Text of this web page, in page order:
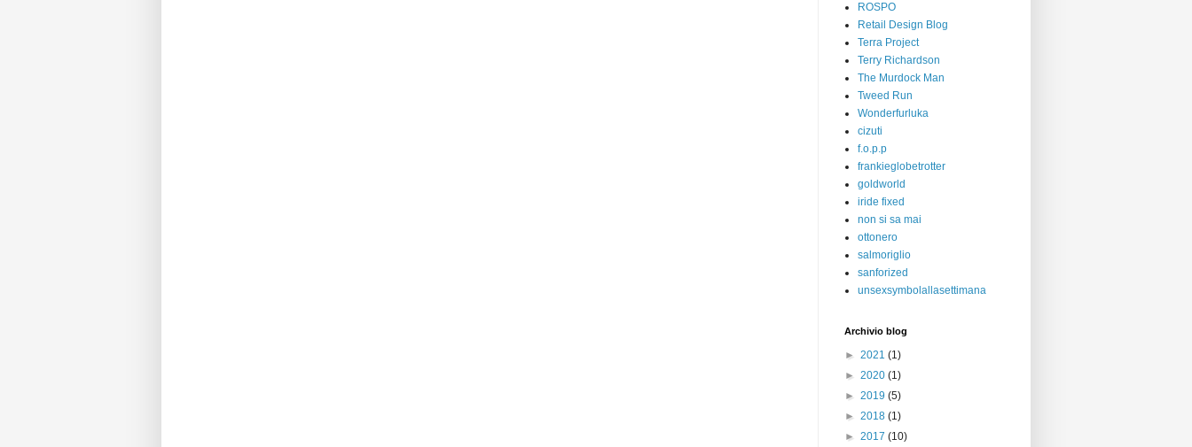
ROSPO
Retail Design Blog
Terra Project
Terry Richardson
The Murdock Man
Tweed Run
Wonderfurluka
cizuti
f.o.p.p
frankieglobetrotter
goldworld
iride fixed
non si sa mai
ottonero
salmoriglio
sanforized
unsexsymbolallasettimana
Archivio blog
► 2021 (1)
► 2020 (1)
► 2019 (5)
► 2018 (1)
► 2017 (10)